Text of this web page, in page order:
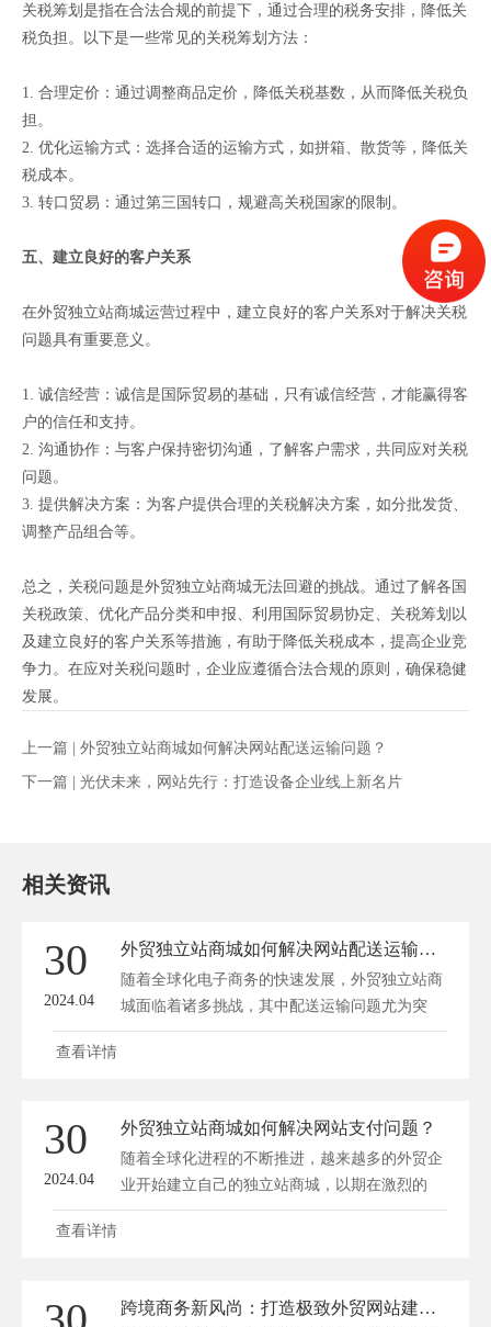
关税筹划是指在合法合规的前提下，通过合理的税务安排，降低关
税负担。以下是一些常见的关税筹划方法：
1. 合理定价：通过调整商品定价，降低关税基数，从而降低关税负
担。
2. 优化运输方式：选择合适的运输方式，如拼箱、散货等，降低关
税成本。
3. 转口贸易：通过第三国转口，规避高关税国家的限制。
五、建立良好的客户关系
在外贸独立站商城运营过程中，建立良好的客户关系对于解决关税
问题具有重要意义。
1. 诚信经营：诚信是国际贸易的基础，只有诚信经营，才能赢得客
户的信任和支持。
2. 沟通协作：与客户保持密切沟通，了解客户需求，共同应对关税
问题。
3. 提供解决方案：为客户提供合理的关税解决方案，如分批发货、
调整产品组合等。
总之，关税问题是外贸独立站商城无法回避的挑战。通过了解各国
关税政策、优化产品分类和申报、利用国际贸易协定、关税筹划以
及建立良好的客户关系等措施，有助于降低关税成本，提高企业竞
争力。在应对关税问题时，企业应遵循合法合规的原则，确保稳健
发展。
上一篇 | 外贸独立站商城如何解决网站配送运输问题？
下一篇 | 光伏未来，网站先行：打造设备企业线上新名片
相关资讯
30
2024.04
外贸独立站商城如何解决网站配送运输问题？
随着全球化电子商务的快速发展，外贸独立站商
城面临着诸多挑战，其中配送运输问题尤为突
出...
查看详情
30
2024.04
外贸独立站商城如何解决网站支付问题？
随着全球化进程的不断推进，越来越多的外贸企
业开始建立自己的独立站商城，以期在激烈的
国...
查看详情
跨境商务新风尚：打造极致外贸网站建设攻略